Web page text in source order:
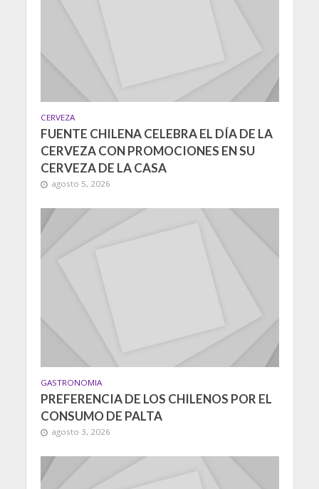
CERVEZA
FUENTE CHILENA CELEBRA EL DÍA DE LA
CERVEZA CON PROMOCIONES EN SU
CERVEZA DE LA CASA
agosto 5, 2026
GASTRONOMIA
PREFERENCIA DE LOS CHILENOS POR EL
CONSUMO DE PALTA
agosto 3, 2026